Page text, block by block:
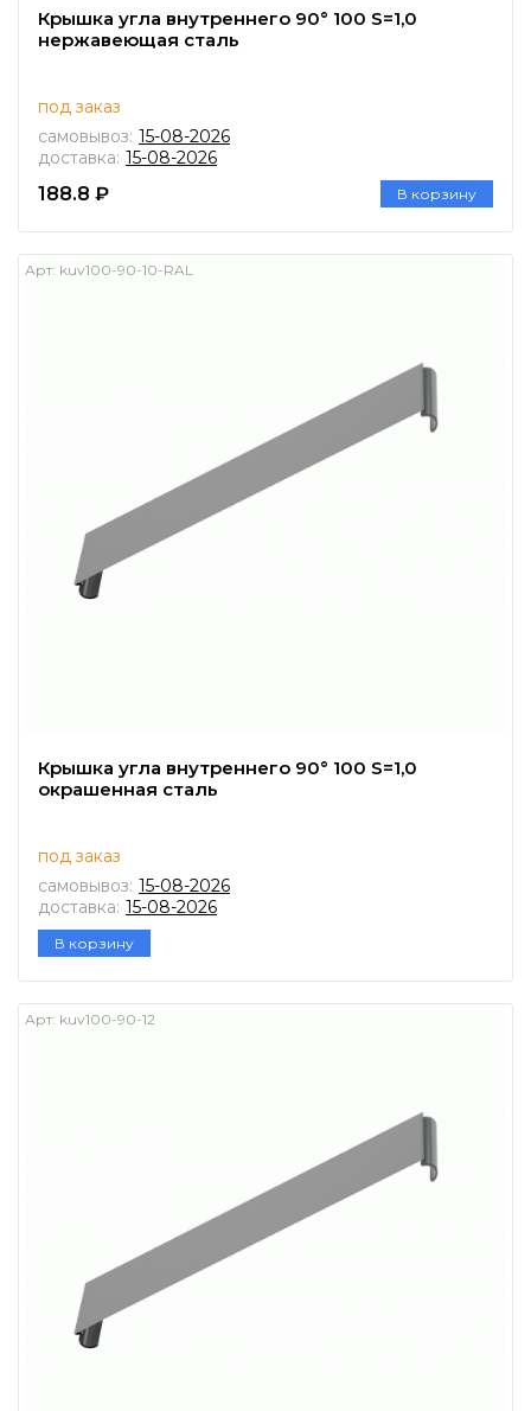
Крышка угла внутреннего 90° 100 S=1,0
нержавеющая сталь
под заказ
самовывоз: 15-08-2026
доставка: 15-08-2026
188.8 ₽ В корзину
Крышка угла внутреннего 90° 100 S=1,0
окрашенная сталь
Арт: kuv100-90-10-RAL
под заказ
самовывоз: 15-08-2026
доставка: 15-08-2026
В корзину
Арт: kuv100-90-12